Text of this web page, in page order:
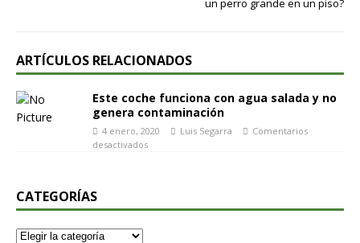
un perro grande en un piso?
ARTÍCULOS RELACIONADOS
Este coche funciona con agua salada y no
genera contaminación
4 enero, 2020 Luis Segarra
Comentarios
desactivados
CATEGORÍAS